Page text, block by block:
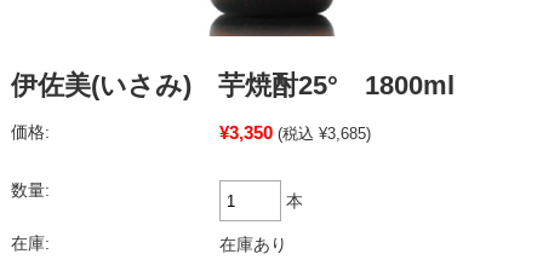
伊佐美(いさみ) 芋焼酎25° 1800ml
価格: ¥3,350 (税込 ¥3,685)
数量:
本
在庫: 在庫あり